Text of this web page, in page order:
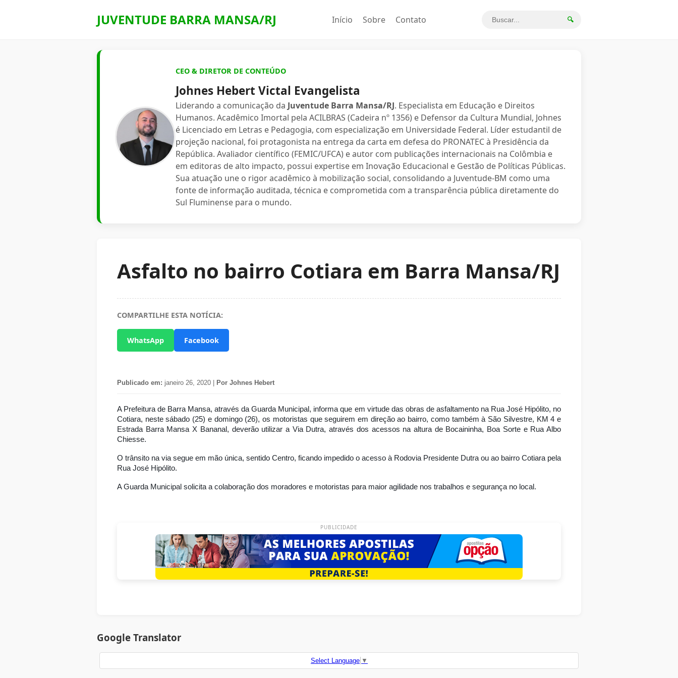
JUVENTUDE BARRA MANSA/RJ Início Sobre Contato 🔍
CEO & DIRETOR DE CONTEÚDO
Johnes Hebert Victal Evangelista
Liderando a comunicação da Juventude Barra Mansa/RJ. Especialista em Educação e Direitos
Humanos. Acadêmico Imortal pela ACILBRAS (Cadeira nº 1356) e Defensor da Cultura Mundial, Johnes
é Licenciado em Letras e Pedagogia, com especialização em Universidade Federal. Líder estudantil de
projeção nacional, foi protagonista na entrega da carta em defesa do PRONATEC à Presidência da
República. Avaliador científico (FEMIC/UFCA) e autor com publicações internacionais na Colômbia e
em editoras de alto impacto, possui expertise em Inovação Educacional e Gestão de Políticas Públicas.
Sua atuação une o rigor acadêmico à mobilização social, consolidando a Juventude-BM como uma
fonte de informação auditada, técnica e comprometida com a transparência pública diretamente do
Sul Fluminense para o mundo.
Asfalto no bairro Cotiara em Barra Mansa/RJ
COMPARTILHE ESTA NOTÍCIA:
WhatsApp Facebook
Publicado em: janeiro 26, 2020 | Por Johnes Hebert
A Prefeitura de Barra Mansa, através da Guarda Municipal, informa que em virtude das obras de asfaltamento na Rua José Hipólito, no
Cotiara, neste sábado (25) e domingo (26), os motoristas que seguirem em direção ao bairro, como também à São Silvestre, KM 4 e
Estrada Barra Mansa X Bananal, deverão utilizar a Via Dutra, através dos acessos na altura de Bocaininha, Boa Sorte e Rua Albo
Chiesse.
O trânsito na via segue em mão única, sentido Centro, ficando impedido o acesso à Rodovia Presidente Dutra ou ao bairro Cotiara pela
Rua José Hipólito.
A Guarda Municipal solicita a colaboração dos moradores e motoristas para maior agilidade nos trabalhos e segurança no local.
PUBLICIDADE
Google Translator
Select Language ▼